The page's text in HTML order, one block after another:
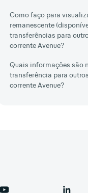
Como faço para
remanescente
transferências para
corrente Avenue?
Quais informações são
transferência para
corrente Avenue?